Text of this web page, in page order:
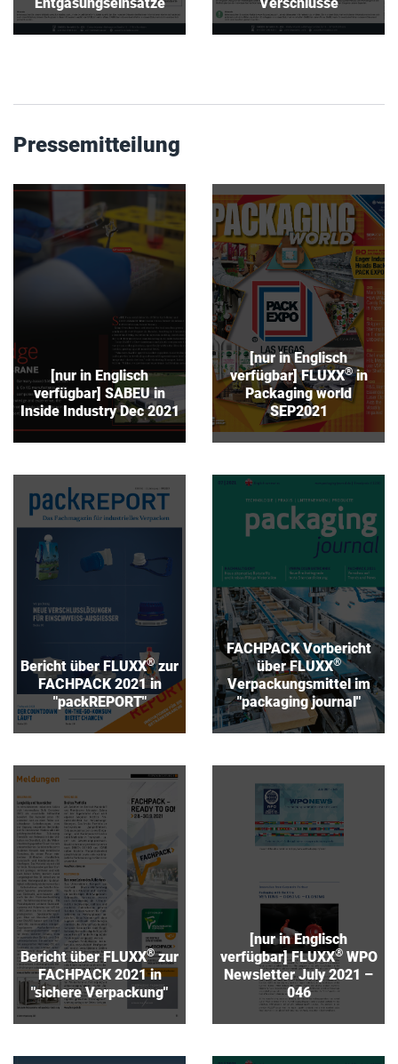
Pressemitteilung
[nur in Englisch
verfügbar] SABEU in
Inside Industry Dec 2021
[nur in Englisch
verfügbar] SABEU in
Inside Industry Dec
2021
Download
[nur in Englisch
verfügbar] FLUXX®in
Packaging world
SEP2021
[nur in Englisch
verfügbar] FLUXX
®
in
Packaging world
SEP2021
Download
Bericht über FLUXX®zur
FACHPACK 2021 in
"packREPORT"
Bericht über FLUXX
zur FACHPACK 2021 in
"packREPORT"
FACHPACK Vorbericht
über FLUXX®
Verpackungsmittel im
"packaging journal"
FACHPACK Vorbericht
über FLUXX
Verpackungsmittel im
"packaging journal"
Download
Bericht über FLUXX®zur
FACHPACK 2021 in
"sichere Verpackung"
Bericht über FLUXX
®
zur FACHPACK 2021 in
"sichere Verpackung"
Download
[nur in Englisch
verfügbar] FLUXX®WPO
Newsletter July 2021 –
046
[nur in Englisch
verfügbar] FLUXX
WPO Newsletter July
2021 – 046
Download